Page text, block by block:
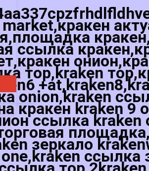
ссылка
тор,kraken
onion,kraken
кракен kraken 9
ссылка
зеркало
ссылка